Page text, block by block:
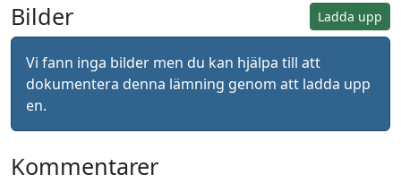
Ladda upp
Bilder
Vi fann inga bilder men du kan hjälpa till att
dokumentera denna lämning genom att ladda upp
en.
Kommentarer